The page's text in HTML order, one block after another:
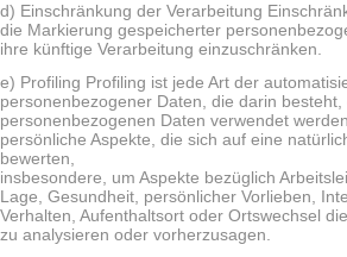
d) Einschränkung der Verarbeitung
die Markierung gespeicherter
ihre künftige Verarbeitung einzuschränken.
e) Profiling Profiling ist jede Art der
personenbezogener Daten, die darin besteht,
personenbezogenen Daten verwendet
persönliche Aspekte, die sich auf eine
bewerten,
insbesondere, um Aspekte bezüglich
Lage, Gesundheit, persönlicher Vorlieben,
Verhalten, Aufenthaltsort oder Ortswechsel
zu analysieren oder vorherzusagen.